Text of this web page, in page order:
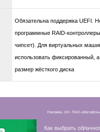
Обязательна поддержка UEFI.
программные RAID-
чипсет). Для виртуальных
использовать фиксированный,
размер жёсткого диска
Реклама, 18+. ПАО
Как выбрать